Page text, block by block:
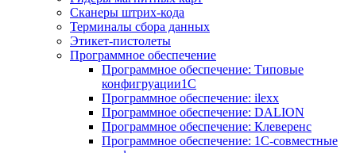
Сканеры штрих-кода
Терминалы сбора данных
Этикет-пистолеты
Программное обеспечение
Программное обеспечение: Типовые
конфигруации1С
Программное обеспечение: ilexx
Программное обеспечение: DALION
Программное обеспечение: Клеверенс
Программное обеспечение: 1С-совместные